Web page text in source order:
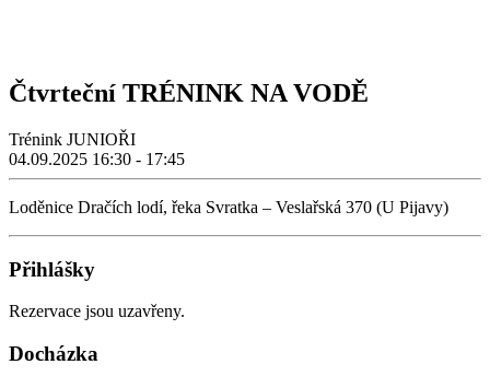
Čtvrteční TRÉNINK NA VODĚ
Trénink JUNIOŘI
04.09.2025 16:30 - 17:45
Loděnice Dračích lodí, řeka Svratka – Veslařská 370 (U Pijavy)
Přihlášky
Rezervace jsou uzavřeny.
Docházka